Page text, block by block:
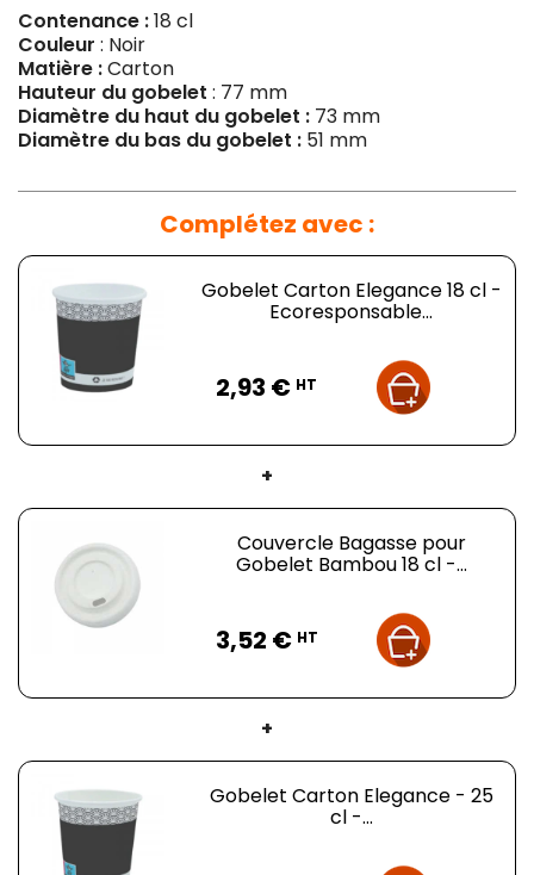
Contenance :18 cl
Couleur : Noir
Matière :Carton
Hauteur du gobelet : 77 mm
Diamètre du haut du gobelet : 73 mm
Diamètre du bas du gobelet : 51 mm
Complétez avec :
Gobelet Carton Elegance 18 cl -
Ecoresponsable...
2,93 € HT
+
Couvercle Bagasse pour
Gobelet Bambou 18 cl -...
3,52 € HT
+
Gobelet Carton Elegance - 25
cl -...